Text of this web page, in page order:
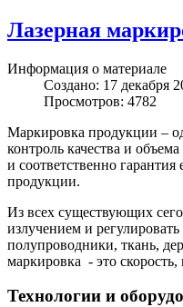
Лазерная
Информация о материале
Создано: 17 декабря
Просмотров: 4782
Маркировка продукции –
контроль качества и
и соответственно
продукции.
Из всех существующих
излучением и
полупроводники, ткань,
маркировка - это
Технологии и